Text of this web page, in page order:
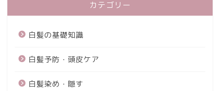
カテゴリー
白髪の基礎知識
白髪予防・頭皮ケア
白髪染め・隠す